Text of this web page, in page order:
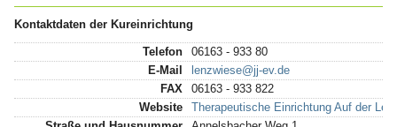
Kontaktdaten der Kureinrichtung
Telefon
06163 - 933 80
E-Mail
lenzwiese@jj-ev.de
FAX
06163 - 933 822
Website
Therapeutische Einrichtung Auf der